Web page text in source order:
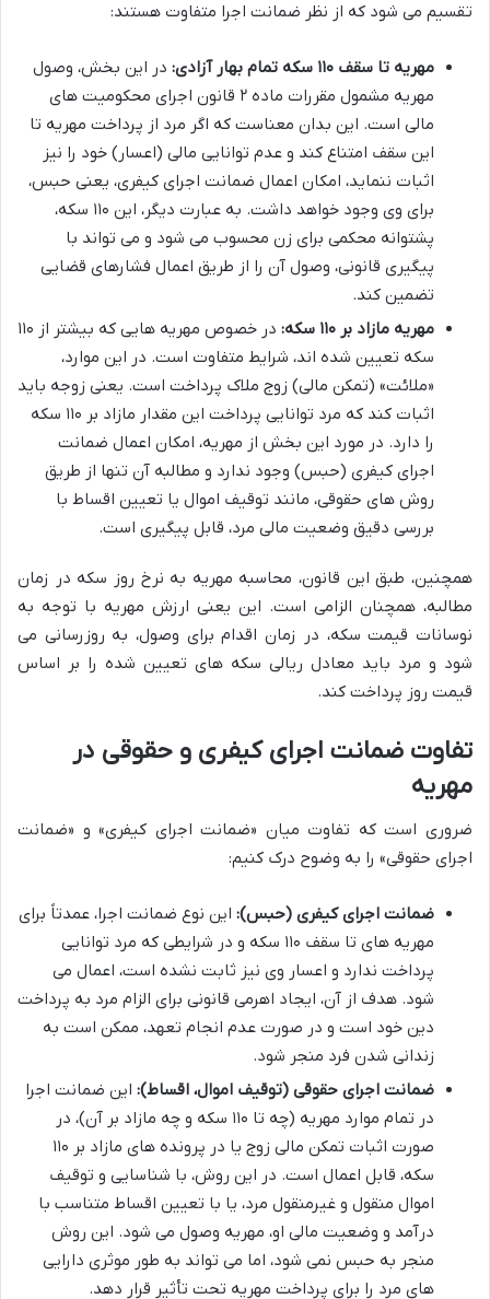
تقسیم می شود که از نظر ضمانت اجرا متفاوت هستند:
مهریه تا سقف ۱۱۰ سکه تمام بهار آزادی:
در این بخش، وصول
مهریه مشمول مقررات ماده ۲ قانون اجرای محکومیت های
مالی است. این بدان معناست که اگر مرد از پرداخت مهریه تا
این سقف امتناع کند و عدم توانایی مالی (اعسار) خود را نیز
اثبات ننماید، امکان اعمال ضمانت اجرای کیفری، یعنی حبس،
برای وی وجود خواهد داشت. به عبارت دیگر، این ۱۱۰ سکه،
پشتوانه محکمی برای زن محسوب می شود و می تواند با
پیگیری قانونی، وصول آن را از طریق اعمال فشارهای قضایی
تضمین کند.
مهریه مازاد بر ۱۱۰ سکه:
در خصوص مهریه هایی که بیشتر از ۱۱۰
سکه تعیین شده اند، شرایط متفاوت است. در این موارد،
«ملائت» (تمکن مالی) زوج ملاک پرداخت است. یعنی زوجه باید
اثبات کند که مرد توانایی پرداخت این مقدار مازاد بر ۱۱۰ سکه
را دارد. در مورد این بخش از مهریه، امکان اعمال ضمانت
اجرای کیفری (حبس) وجود ندارد و مطالبه آن تنها از طریق
روش های حقوقی، مانند توقیف اموال یا تعیین اقساط با
بررسی دقیق وضعیت مالی مرد، قابل پیگیری است.
همچنین، طبق این قانون، محاسبه مهریه به نرخ روز سکه در زمان
مطالبه، همچنان الزامی است. این یعنی ارزش مهریه با توجه به
نوسانات قیمت سکه، در زمان اقدام برای وصول، به روزرسانی می
شود و مرد باید معادل ریالی سکه های تعیین شده را بر اساس
قیمت روز پرداخت کند.
تفاوت ضمانت اجرای کیفری و حقوقی در
مهریه
ضروری است که تفاوت میان «ضمانت اجرای کیفری» و «ضمانت
اجرای حقوقی» را به وضوح درک کنیم:
ضمانت اجرای کیفری (حبس): این نوع ضمانت اجرا، عمدتاً برای
مهریه های تا سقف ۱۱۰ سکه و در شرایطی که مرد توانایی
پرداخت ندارد و اعسار وی نیز ثابت نشده است، اعمال می
شود. هدف از آن، ایجاد اهرمی قانونی برای الزام مرد به پرداخت
دین خود است و در صورت عدم انجام تعهد، ممکن است به
زندانی شدن فرد منجر شود.
ضمانت اجرای حقوقی (توقیف اموال، اقساط): این ضمانت اجرا
در تمام موارد مهریه (چه تا ۱۱۰ سکه و چه مازاد بر آن)، در
صورت اثبات تمکن مالی زوج یا در پرونده های مازاد بر ۱۱۰
سکه، قابل اعمال است. در این روش، با شناسایی و توقیف
اموال منقول و غیرمنقول مرد، یا با تعیین اقساط متناسب با
درآمد و وضعیت مالی او، مهریه وصول می شود. این روش
منجر به حبس نمی شود، اما می تواند به طور موثری دارایی
های مرد را برای پرداخت مهریه تحت تأثیر قرار دهد.